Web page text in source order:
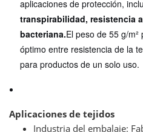
aplicaciones de protección,
transpirabilidad, resistencia
bacteriana.El peso de 55 g/
óptimo entre resistencia de la
para productos de un solo uso.
Aplicaciones de tejidos
Industria del embalaje: